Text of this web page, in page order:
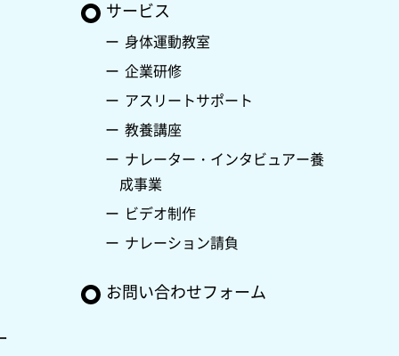
サービス
身体運動教室
企業研修
アスリートサポート
教養講座
ナレーター・インタビュアー養
成事業
ビデオ制作
ナレーション請負
お問い合わせフォーム